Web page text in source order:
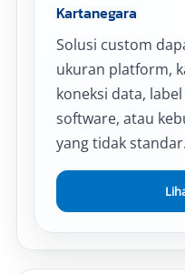
Kartanegara
Solusi custom
ukuran platform,
koneksi data,
software, atau
yang tidak standar.